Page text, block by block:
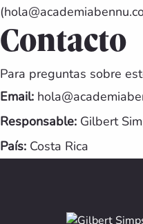
Contacto
Para preguntas sobre
Email:
Responsable: Gilbert
País: Costa Rica